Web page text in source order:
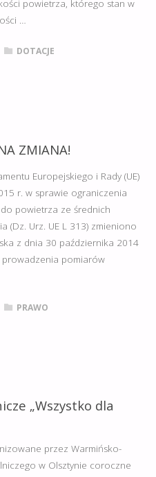
powietrza, którego stan w
…
DOTACJE
ZMIANA!
Europejskiego i Rady (UE)
r. w sprawie ograniczenia
powietrza ze średnich
(Dz. Urz. UE L 313) zmieniono
z dnia 30 października 2014
prowadzenia pomiarów
PRAWO
„Wszystko dla
przez Warmińsko-
w Olsztynie coroczne